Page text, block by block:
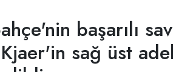
başarılı
sağ üst